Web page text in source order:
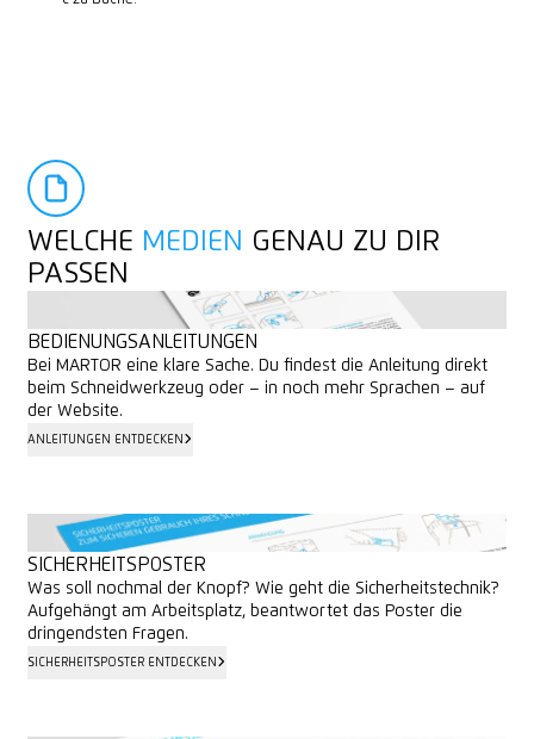
WELCHE MEDIEN GENAU ZU DIR
PASSEN
BEDIENUNGSANLEITUNGEN
Bei MARTOR eine klare Sache. Du findest die Anleitung direkt
beim Schneidwerkzeug oder – in noch mehr Sprachen – auf
der Website.
ANLEITUNGEN ENTDECKEN
SICHERHEITSPOSTER
Was soll nochmal der Knopf? Wie geht die Sicherheitstechnik?
Aufgehängt am Arbeitsplatz, beantwortet das Poster die
dringendsten Fragen.
SICHERHEITSPOSTER ENTDECKEN